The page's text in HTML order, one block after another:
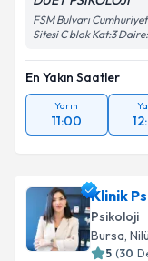
FSM Bulvarı
Sitesi C blok Kat:3
En Yakın Saatler
Yarın
11:00
Klinik
Psikoloji
Bursa,
5 (30